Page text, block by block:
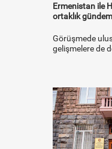
Ermenistan ile
ortaklık
Görüşmede
gelişmelere de